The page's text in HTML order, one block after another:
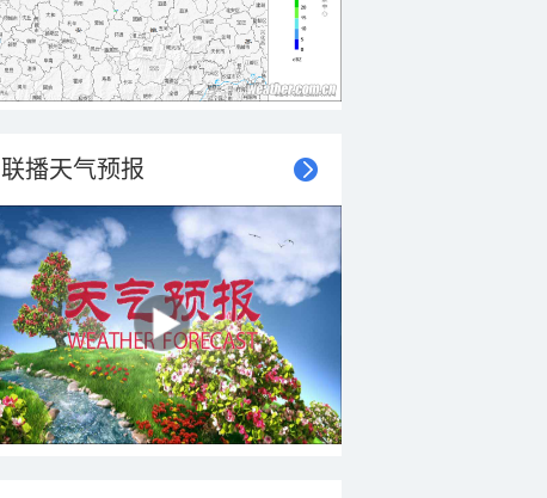
联播天气预报